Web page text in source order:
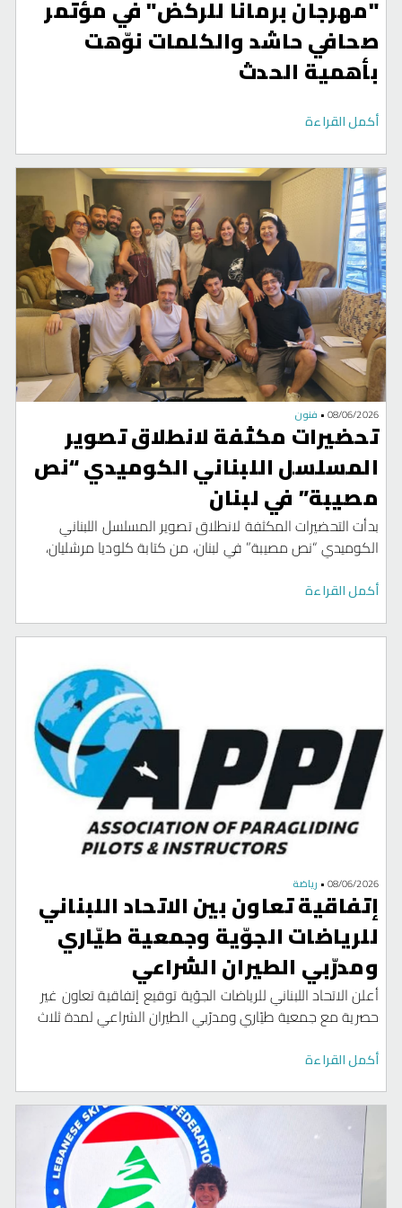
"مهرجان برمانا للركض" في مؤتمر
صحافي حاشد والكلمات نوّهت
بأهمية الحدث
أكمل القراءة
08/06/2026
• فنون
تحضيرات مكثفة لانطلاق تصوير
المسلسل اللبناني الكوميدي “نص
مصيبة” في لبنان
بدأت التحضيرات المكثفة لانطلاق تصوير المسلسل اللبناني
الكوميدي “نص مصيبة” في لبنان، من كتابة كلوديا مرشليان،
والمنتج ماجد مزهر.
أكمل القراءة
08/06/2026
• رياضة
إتفاقية تعاون بين الاتحاد اللبناني
للرياضات الجوّية وجمعية طيّاري
ومدرّبي الطيران الشراعي
أعلن الاتحاد اللبناني للرياضات الجوّية توقيع إتفاقية تعاون غير
حصرية مع جمعية طيّاري ومدرّبي الطيران الشراعي لمدة ثلاث
التاريخية، يتسنّى للاتحاد اللبناني للرياضات الجوية فرصة الدخول
الشامل الخاص بها، بالاضافة الى الدعم التشغيليّ المتخصّص،
وهذه أبرز نقاط الاتفاقية: رفع معايير السلامة والجودة: تطبيق
لتنظيم وتوحيد الطيران الشراعي (الباراغليدنغ) في جميع أنحاء
لبنان. تطوير المهارات: تمكين الطيارين والمدرّبين والمدارس
أكمل القراءة